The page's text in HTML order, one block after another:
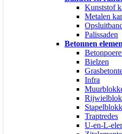
Kunststof
Metalen
Palissaden
Betonnen
Bielzen
Infra
Traptredes
U-en-L-